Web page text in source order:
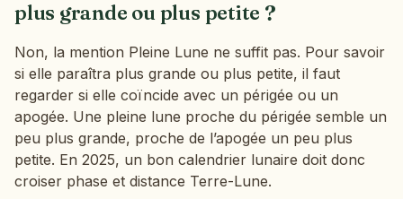
plus grande ou plus petite ?
Non, la mention Pleine Lune ne suffit pas. Pour savoir
si elle paraîtra plus grande ou plus petite, il faut
regarder si elle coïncide avec un périgée ou un
apogée. Une pleine lune proche du périgée semble un
peu plus grande, proche de l’apogée un peu plus
petite. En 2025, un bon calendrier lunaire doit donc
croiser phase et distance Terre-Lune.